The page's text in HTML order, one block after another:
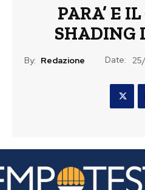
PARA’ E
SHADING
By: Redazione Date: